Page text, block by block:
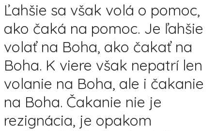
Ľahšie sa však volá o pomoc,
ako čaká na pomoc. Je ľahšie
volať na Boha, ako čakať na
Boha. K viere však nepatrí len
volanie na Boha, ale i čakanie
na Boha. Čakanie nie je
rezignácia, je opakom